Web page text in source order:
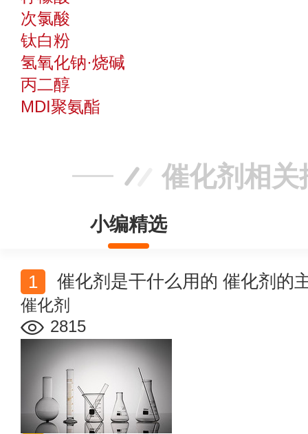
次氯酸
钛白粉
氢氧化钠·烧碱
丙二醇
MDI聚氨酯
催化剂相关
小编精选
催化剂是干什么用的 催化剂的
催化剂
2815